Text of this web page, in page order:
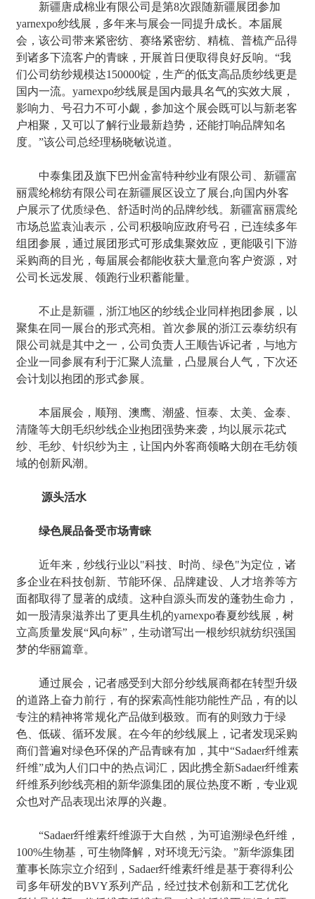
新疆唐成棉业有限公司是第8次跟随新疆展团参加
yarnexpo纱线展，多年来与展会一同提升成长。本届展
会，该公司带来紧密纺、赛络紧密纺、精梳、普梳产品得
到诸多下流客户的青睐，开展首日便取得良好反响。“我
们公司纺纱规模达150000锭，生产的低支高品质纱线更是
国内一流。yarnexpo纱线展是国内最具名气的实效大展，
影响力、号召力不可小觑，参加这个展会既可以与新老客
户相聚，又可以了解行业最新趋势，还能打响品牌知名
度。”该公司总经理杨晓敏说道。
中泰集团及旗下巴州金富特种纱业有限公司、新疆富
丽震纶棉纺有限公司在新疆展区设立了展台,向国内外客
户展示了优质绿色、舒适时尚的品牌纱线。新疆富丽震纶
市场总监袁汕表示，公司积极响应政府号召，已连续多年
组团参展，通过展团形式可形成集聚效应，更能吸引下游
采购商的目光，每届展会都能收获大量意向客户资源，对
公司长远发展、领跑行业积蓄能量。
不止是新疆，浙江地区的纱线企业同样抱团参展，以
聚集在同一展台的形式亮相。首次参展的浙江云泰纺织有
限公司就是其中之一，公司负责人王顺告诉记者，与地方
企业一同参展有利于汇聚人流量，凸显展台人气，下次还
会计划以抱团的形式参展。
本届展会，顺翔、澳鹰、潮盛、恒泰、太美、金泰、
清隆等大朗毛织纱线企业抱团强势来袭，均以展示花式
纱、毛纱、针织纱为主，让国内外客商领略大朗在毛纺领
域的创新风潮。
源头活水
绿色展品备受市场青睐
近年来，纱线行业以"科技、时尚、绿色"为定位，诸
多企业在科技创新、节能环保、品牌建设、人才培养等方
面都取得了显著的成绩。这种自源头而发的蓬勃生命力，
如一股清泉滋养出了更具生机的yarnexpo春夏纱线展，树
立高质量发展“风向标”，生动谱写出一根纱织就纺织强国
梦的华丽篇章。
通过展会，记者感受到大部分纱线展商都在转型升级
的道路上奋力前行，有的探索高性能功能性产品，有的以
专注的精神将常规化产品做到极致。而有的则致力于绿
色、低碳、循环发展。在今年的纱线展上，记者发现采购
商们普遍对绿色环保的产品青睐有加，其中“Sadaer纤维素
纤维”成为人们口中的热点词汇，因此携全新Sadaer纤维素
纤维系列纱线亮相的新华源集团的展位热度不断，专业观
众也对产品表现出浓厚的兴趣。
“Sadaer纤维素纤维源于大自然，为可追溯绿色纤维，
100%生物基，可生物降解，对环境无污染。”新华源集团
董事长陈宗立介绍到，Sadaer纤维素纤维是基于赛得利公
司多年研发的BVY系列产品，经过技术创新和工艺优化